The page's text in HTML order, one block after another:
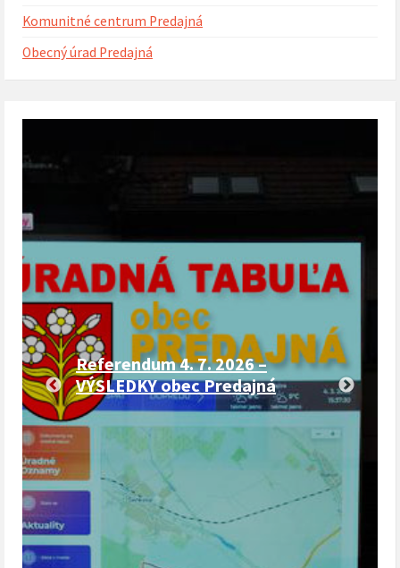
Komunitné centrum Predajná
Obecný úrad Predajná
Referendum 4. 7. 2026 –
VÝSLEDKY obec Predajná